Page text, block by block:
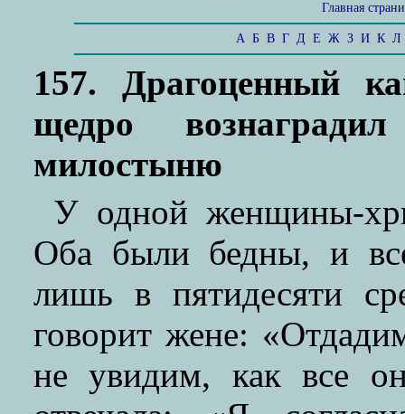
Главная
А Б В Г Д Е Ж З И К Л
157. Драгоценный
щедро
милостыню
У одной женщины-
Оба были бедны, и
лишь в пятидесяти
говорит жене:
не увидим, как все